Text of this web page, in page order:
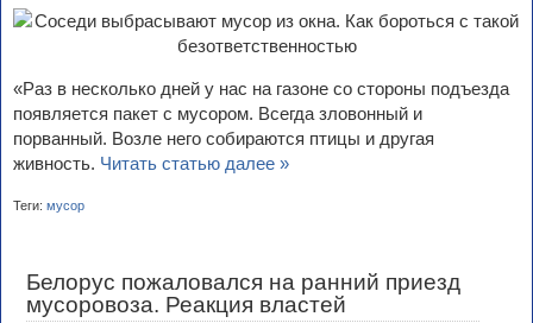
«Раз в несколько дней у нас на газоне со стороны подъезда
появляется пакет с мусором. Всегда зловонный и
порванный. Возле него собираются птицы и другая
живность. Читать статью далее »
Теги: мусор
Белорус пожаловался на ранний приезд
мусоровоза. Реакция властей